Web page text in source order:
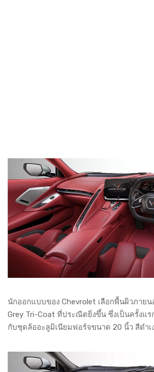
นักออกแบบของ Chevrolet เลือกพื้นผิวภายน
Grey Tri-Coat ที่ประณีตยิ่งขึ้น ซึ่งเป็นครั้งแ
กับชุดล้ออะลูมิเนียมฟอร์จขนาด 20 นิ้ว สีดำเ